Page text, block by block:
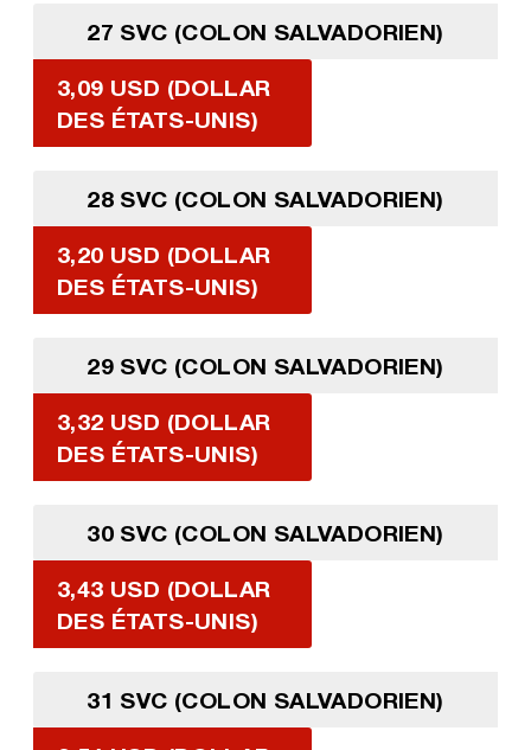
27 SVC (COLON SALVADORIEN)
3,09 USD (DOLLAR
DES ÉTATS-UNIS)
28 SVC (COLON SALVADORIEN)
3,20 USD (DOLLAR
DES ÉTATS-UNIS)
29 SVC (COLON SALVADORIEN)
3,32 USD (DOLLAR
DES ÉTATS-UNIS)
30 SVC (COLON SALVADORIEN)
3,43 USD (DOLLAR
DES ÉTATS-UNIS)
31 SVC (COLON SALVADORIEN)